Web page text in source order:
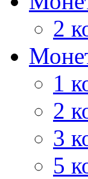
2
1
2
3
5